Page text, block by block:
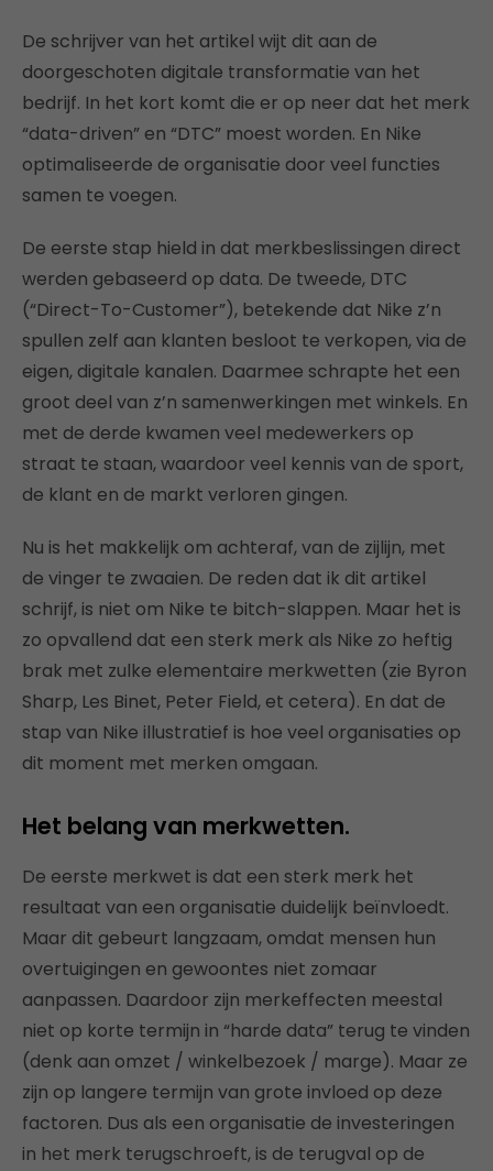
De schrijver van het artikel wijt dit aan de
doorgeschoten digitale transformatie van het
bedrijf. In het kort komt die er op neer dat het merk
“data-driven” en “DTC” moest worden. En Nike
optimaliseerde de organisatie door veel functies
samen te voegen.
De eerste stap hield in dat merkbeslissingen direct
werden gebaseerd op data. De tweede, DTC
(“Direct-To-Customer”), betekende dat Nike z’n
spullen zelf aan klanten besloot te verkopen, via de
eigen, digitale kanalen. Daarmee schrapte het een
groot deel van z’n samenwerkingen met winkels. En
met de derde kwamen veel medewerkers op
straat te staan, waardoor veel kennis van de sport,
de klant en de markt verloren gingen.
Nu is het makkelijk om achteraf, van de zijlijn, met
de vinger te zwaaien. De reden dat ik dit artikel
schrijf, is niet om Nike te bitch-slappen. Maar het is
zo opvallend dat een sterk merk als Nike zo heftig
brak met zulke elementaire merkwetten (zie Byron
Sharp, Les Binet, Peter Field, et cetera). En dat de
stap van Nike illustratief is hoe veel organisaties op
dit moment met merken omgaan.
Het belang van merkwetten.
De eerste merkwet is dat een sterk merk het
resultaat van een organisatie duidelijk beïnvloedt.
Maar dit gebeurt langzaam, omdat mensen hun
overtuigingen en gewoontes niet zomaar
aanpassen. Daardoor zijn merkeffecten meestal
niet op korte termijn in “harde data” terug te vinden
(denk aan omzet / winkelbezoek / marge). Maar ze
zijn op langere termijn van grote invloed op deze
factoren. Dus als een organisatie de investeringen
in het merk terugschroeft, is de terugval op de